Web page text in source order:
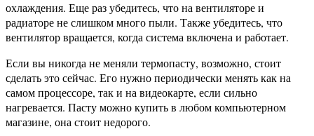
охлаждения. Еще раз убедитесь, что на вентиляторе и
радиаторе не слишком много пыли. Также убедитесь, что
вентилятор вращается, когда система включена и работает.
Если вы никогда не меняли термопасту, возможно, стоит
сделать это сейчас. Его нужно периодически менять как на
самом процессоре, так и на видеокарте, если сильно
нагревается. Пасту можно купить в любом компьютерном
магазине, она стоит недорого.